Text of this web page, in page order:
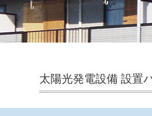
太陽光発電設備 設置